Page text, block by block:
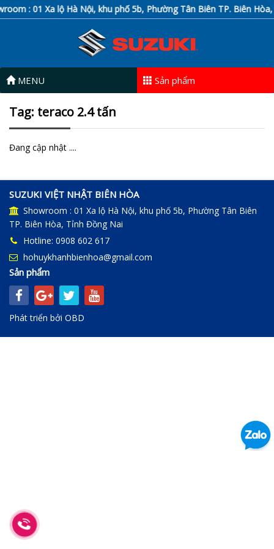
: 01 Xa lộ Hà Nội, khu phố 5b, Phường Tân Biên TP. Biên Hòa,
MENU Sản phẩm
Tag: teraco 2.4 tấn
Đang cập nhật ....
SUZUKI VIỆT NHẬT BIÊN HÒA
Showroom : 01 Xa lộ Hà Nội, khu phố 5b, Phường Tân Biên
TP. Biên Hòa, Tỉnh Đồng Nai
Hotline: 0908 602 617
hohuykhanhbienhoa@gmail.com
Sản phẩm
Phát triển bởi OBD